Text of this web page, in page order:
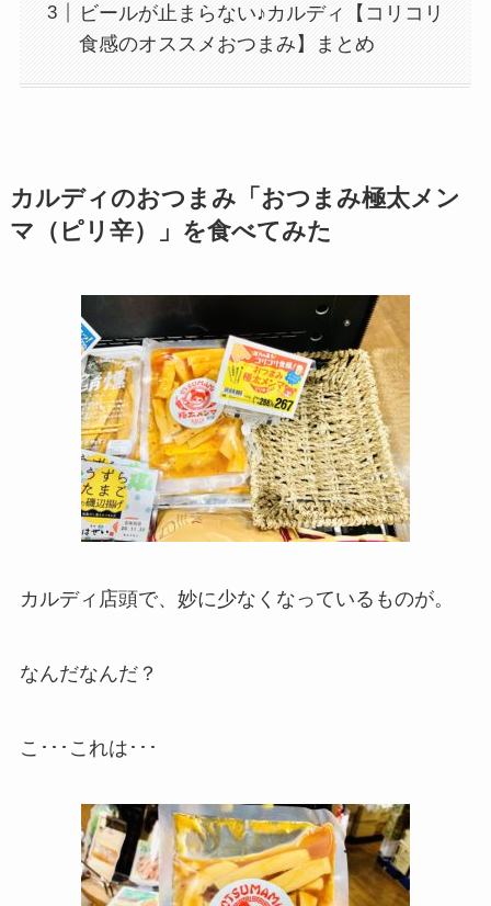
ビールが止まらない♪カルディ【コリコリ
食感のオススメおつまみ】まとめ
カルディのおつまみ「おつまみ極太メン
マ（ピリ辛）」を食べてみた
カルディ店頭で、妙に少なくなっているものが。
なんだなんだ？
こ･･･これは･･･